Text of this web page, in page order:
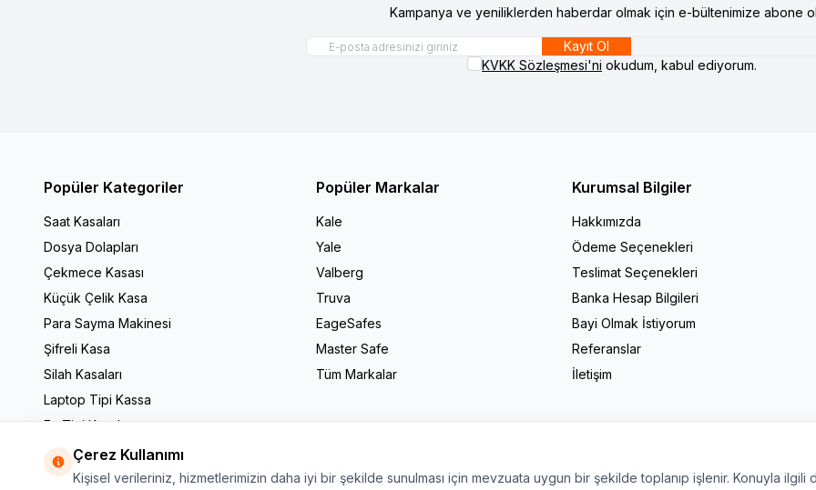
Kampanya ve yeniliklerden haberdar olmak için e-bültenimize abone
Kayıt Ol
KVKK Sözleşmesi'ni okudum, kabul ediyorum.
Popüler Kategoriler
Saat Kasaları
Dosya Dolapları
Çekmece Kasası
Küçük Çelik Kasa
Para Sayma Makinesi
Şifreli Kasa
Silah Kasaları
Laptop Tipi Kassa
Ev Tipi Kasalar
Alarmlı Çelik Kasa
Popüler Markalar
Kale
Yale
Valberg
Truva
EageSafes
Master Safe
Tüm Markalar
Kurumsal Bilgiler
Hakkımızda
Ödeme Seçenekleri
Teslimat Seçenekleri
Banka Hesap Bilgileri
Bayi Olmak İstiyorum
Referanslar
İletişim
Çerez Kullanımı
Kişisel verileriniz, hizmetlerimizin daha iyi bir şekilde sunulması için mevzuata uygun bir şekilde toplanıp işlenir. Konuyla ilgili